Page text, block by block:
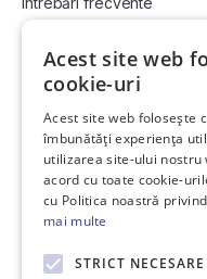
Cum vând la licitație?
Link-uri utile
Informații utile vizionare
Contact
Soluționarea Online a
ANCP
Acest site web
cookie-uri
Acest site web folosește
îmbunătăți experiența
utilizarea site-ului nostru
acord cu toate cookie-
cu Politica noastră
mai multe
STRICT NECESARE